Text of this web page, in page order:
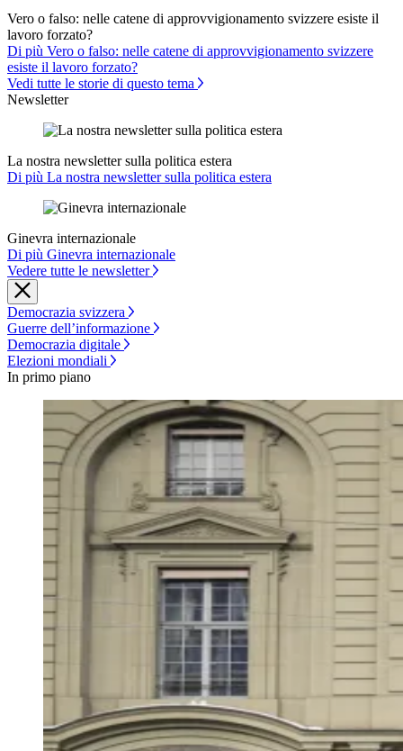
Vero o falso: nelle catene di approvvigionamento svizzere esiste il
lavoro forzato?
Di più Vero o falso: nelle catene di approvvigionamento svizzere
esiste il lavoro forzato?
Vedi tutte le storie di questo tema
Newsletter
La nostra newsletter sulla politica estera
Di più La nostra newsletter sulla politica estera
Ginevra internazionale
Di più Ginevra internazionale
Vedere tutte le newsletter
Democrazia svizzera
Guerre dell’informazione
Democrazia digitale
Elezioni mondiali
In primo piano